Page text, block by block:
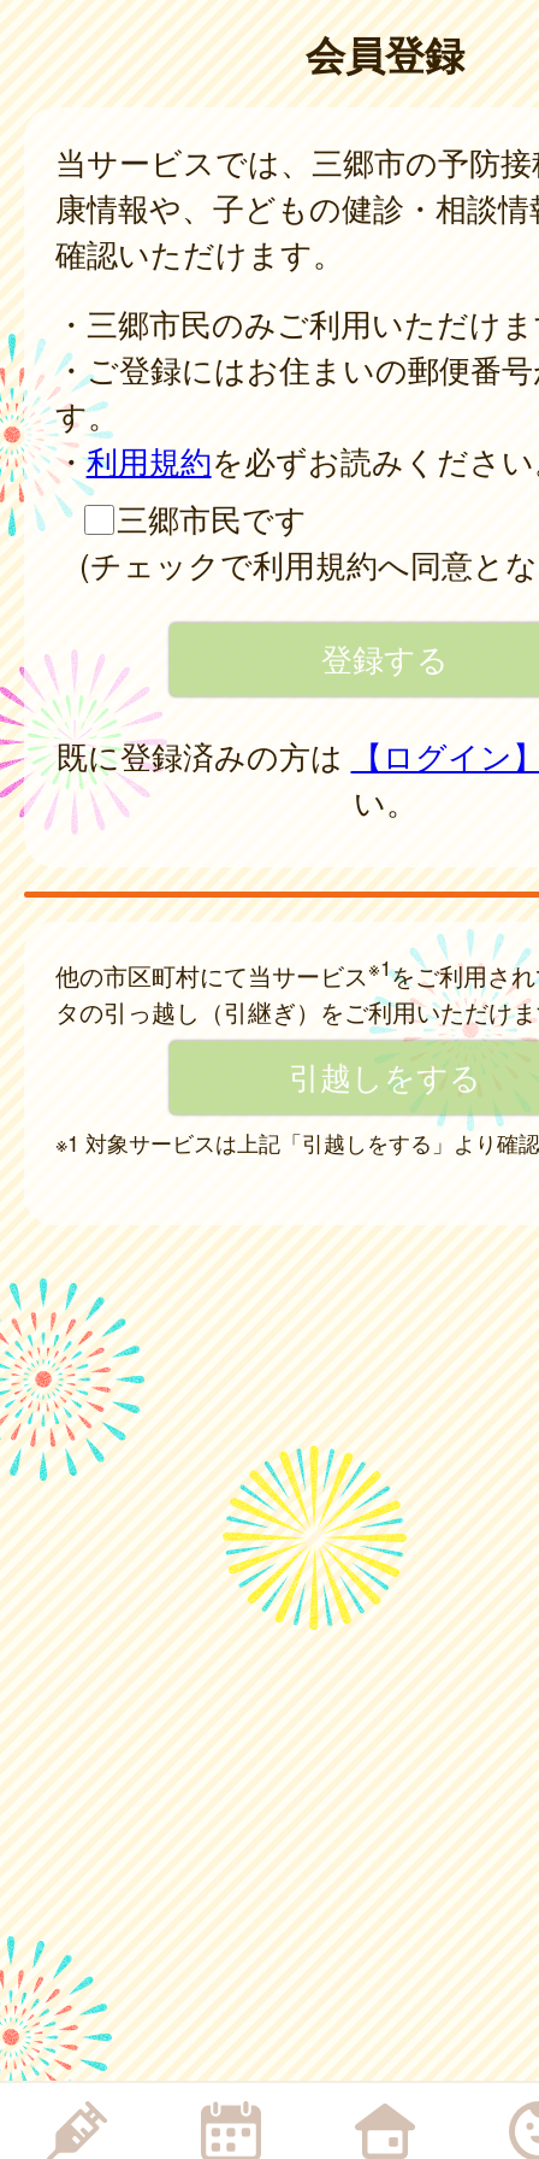
会員登録
当サービスでは、三郷市の予防
康情報や、子どもの健診・相談
確認いただけます。
・三郷市民のみご利用いただけ
・ご登録にはお住まいの郵便番
す。
・利用規約を必ずお読みくださ
三郷市民です
(チェックで利用規約へ同意と
既に登録済みの方は
【ログイン
い。
他の市区町村にて当サービス※1をご利用さ
タの引っ越し（引継ぎ）をご利用いただけ
※1 対象サービスは上記「引越しをする」より確